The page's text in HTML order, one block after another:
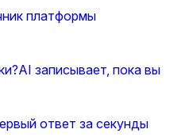
платформы
AI записывает, пока вы
ответ за секунды